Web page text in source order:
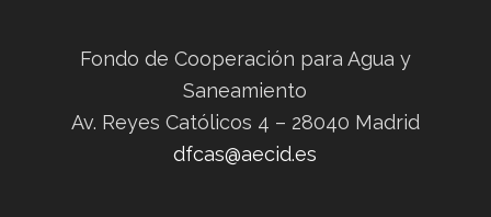
Fondo de Cooperación para Agua y
Saneamiento
Av. Reyes Católicos 4 – 28040 Madrid
dfcas@aecid.es